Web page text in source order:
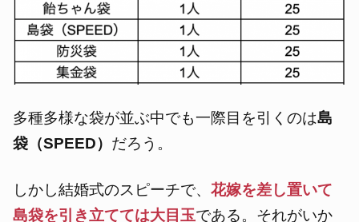
多種多様な袋が並ぶ中でも一際目を引くのは島
袋（SPEED） だろう。
しかし結婚式のスピーチで、花嫁を差し置いて
島袋を引き立てては大目玉である。 それがいか